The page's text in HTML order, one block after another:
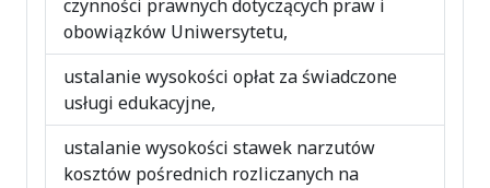
czynności prawnych dotyczących praw i
obowiązków Uniwersytetu,
ustalanie wysokości opłat za świadczone
usługi edukacyjne,
ustalanie wysokości stawek narzutów
kosztów pośrednich rozliczanych na